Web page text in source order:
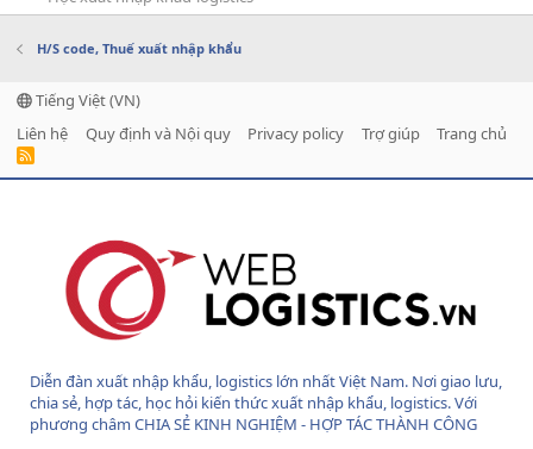
H/S code, Thuế xuất nhập khẩu
Tiếng Việt (VN)
Liên hệ
Quy định và Nội quy Privacy policy Trợ giúp Trang chủ
R
Diễn đàn xuất nhập khẩu, logistics lớn nhất Việt Nam. Nơi giao lưu,
chia sẻ, hợp tác, học hỏi kiến thức xuất nhập khẩu, logistics. Với
phương châm CHIA SẺ KINH NGHIỆM - HỢP TÁC THÀNH CÔNG